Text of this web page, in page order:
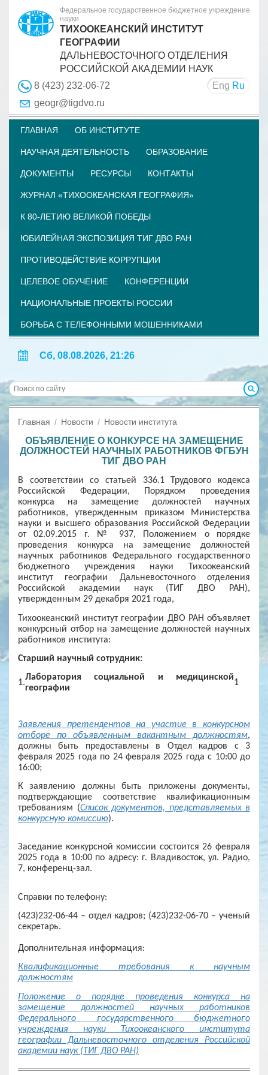
Федеральное государственное бюджетное учреждение
науки
ТИХООКЕАНСКИЙ ИНСТИТУТ
ГЕОГРАФИИ
ДАЛЬНЕВОСТОЧНОГО ОТДЕЛЕНИЯ
РОССИЙСКОЙ АКАДЕМИИ НАУК
8 (423) 232-06-72
Eng Ru
geogr@tigdvo.ru
ГЛАВНАЯ ОБ ИНСТИТУТЕ
НАУЧНАЯ ДЕЯТЕЛЬНОСТЬ ОБРАЗОВАНИЕ
ДОКУМЕНТЫ РЕСУРСЫ КОНТАКТЫ
ЖУРНАЛ «ТИХООКЕАНСКАЯ ГЕОГРАФИЯ»
К 80-ЛЕТИЮ ВЕЛИКОЙ ПОБЕДЫ
ЮБИЛЕЙНАЯ ЭКСПОЗИЦИЯ ТИГ ДВО РАН
ПРОТИВОДЕЙСТВИЕ КОРРУПЦИИ
ЦЕЛЕВОЕ ОБУЧЕНИЕ КОНФЕРЕНЦИИ
НАЦИОНАЛЬНЫЕ ПРОЕКТЫ РОССИИ
БОРЬБА С ТЕЛЕФОННЫМИ МОШЕННИКАМИ
Сб, 08.08.2026, 21:26
Главная Новости Новости института
ОБЪЯВЛЕНИЕ O КОНКУРСЕ НА ЗАМЕЩЕНИЕ
ДОЛЖНОСТЕЙ НАУЧНЫХ РАБОТНИКОВ ФГБУН
ТИГ ДВО РАН
В соответствии со статьей 336.1 Трудового кодекса
Российской Федерации, Порядком проведения
конкурса на замещение должностей научных
работников, утвержденным приказом Министерства
науки и высшего образования Российской Федерации
от 02.09.2015 г. № 937, Положением о порядке
проведения конкурса на замещение должностей
научных работников Федерального государственного
бюджетного учреждения науки Тихоокеанский
институт географии Дальневосточного отделения
Российской академии наук (ТИГ ДВО РАН),
утвержденным 29 декабря 2021 года,
Тихоокеанский институт географии ДВО РАН объявляет
конкурсный отбор на замещение должностей научных
работников института:
Старший научный сотрудник:
1.
Лаборатория социальной и медицинской
географии
1
Заявления претендентов на участие в конкурсном
отборе по объявленным вакантным должностям,
должны быть предоставлены в Отдел кадров с 3
февраля 2025 года по 24 февраля 2025 года с 10:00 до
16:00;
К заявлению должны быть приложены документы,
подтверждающие соответствие квалификационным
требованиям (Список документов, представляемых в
конкурсную комиссию).
Заседание конкурсной комиссии состоится26 февраля
2025 года в 10:00 по адресу: г. Владивосток, ул. Радио,
7, конференц-зал.
Справки по телефону:
(423)232-06-44 – отдел кадров; (423)232-06-70 – ученый
секретарь.
Дополнительная информация:
Квалификационные требования к научным
должностям
Положение о порядке проведения конкурса на
замещение должностей научных работников
Федерального государственного бюджетного
учреждения науки Тихоокеанского института
географии Дальневосточного отделения Российской
академии наук (ТИГ ДВО РАН)